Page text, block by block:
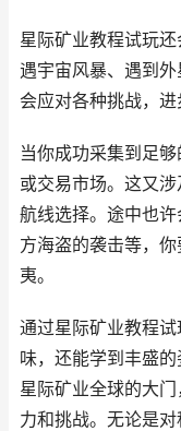
星际矿业教程试玩
遇宇宙风暴、遇到
会应对各种挑战，进
当你成功采集到足
或交易市场。这又
航线选择。途中也
方海盗的袭击等，
夷。
通过星际矿业教程
味，还能学到丰盛
星际矿业全球的大
力和挑战。无论是